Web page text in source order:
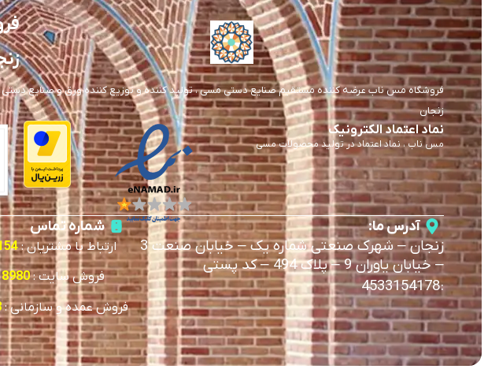
فروشگاه مس ناب عرضه کننده مستقیم صنایع دستی مسی ، تولید کننده و توزیع کننده ورق و صنایع دستی
زنجان
نماد اعتماد الکترونیک
مس ناب ، نماد اعتماد در تولید محصولات مسی
آدرس ما:
زنجان–شهرک صنعتی شماره یک–خیابان صنعت 3
–خیابان یاوران 9 –
پلاک 494 – کد پستی
:
4533154178
شماره تماس
ارتباط با مشتریان : 024
فروش سایت :
فروش عمده و سازمانی :